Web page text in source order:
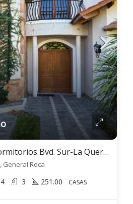
Casa en venta 4 dormitorios Bvd. Sur-La Querencia- Gral. Roca
General Roca
4 3 251.00 CASAS